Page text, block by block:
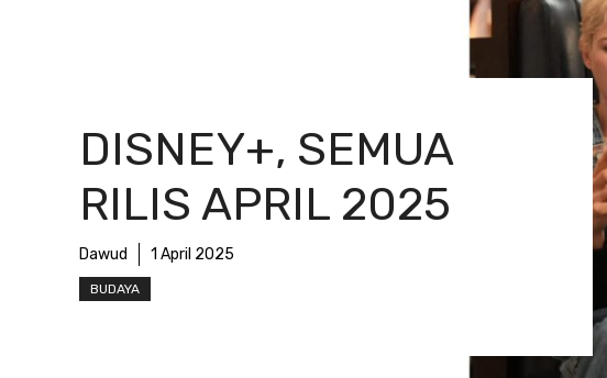
DISNEY+, SEMUA
RILIS APRIL 2025
Dawud 1 April 2025
BUDAYA